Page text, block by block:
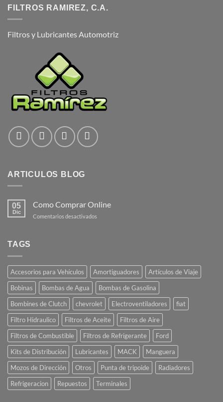
FILTROS RAMIREZ, C.A.
Filtros y Lubricantes Automotriz
ARTICULOS BLOG
05
Dic
Como Comprar Online
Comentarios desactivados
TAGS
Accesorios para Vehículos Amortiguadores
Artículos de Viaje
Bobinas
Bombas de Agua
Bombas de Gasolina
Bombines de Clutch
chevrolet Electroventiladores
fiat
Filtro Hidraulico
Filtros de Aceite
Filtros de Aire
Filtros de Combustible
Filtros de Refrigerante
Ford
Kits de Distribución
Lubricantes MACK
Manguera
Mozos de Dirección
Otros Punta de tripoide
Radiadores
Refrigeracion
Repuestos Terminales